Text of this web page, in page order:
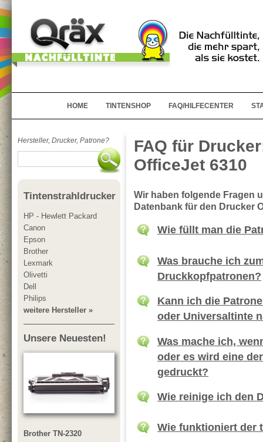
HOME TINTENSHOP FAQ/HILFECENTER
Hersteller, Drucker, Patrone?
Tintenstrahldrucker
HP - Hewlett Packard
Canon
Epson
Brother
Lexmark
Olivetti
Dell
Philips
weitere Hersteller »
Unsere Neuesten!
Brother TN-2320
FAQ für
OfficeJet 6310
Wir haben folgende Fragen
Datenbank für den Drucker
Wie füllt man die
Was brauche ich
Druckkopfpatronen?
Kann ich die
oder Universaltinte
Was mache ich,
oder es wird eine
gedruckt?
Wie reinige ich den
Wie funktioniert der